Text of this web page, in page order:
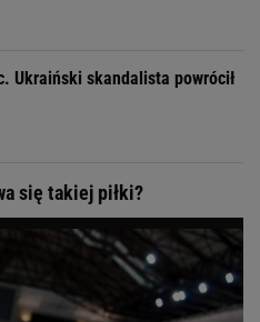
Ukraiński skandalista powrócił
się takiej piłki?